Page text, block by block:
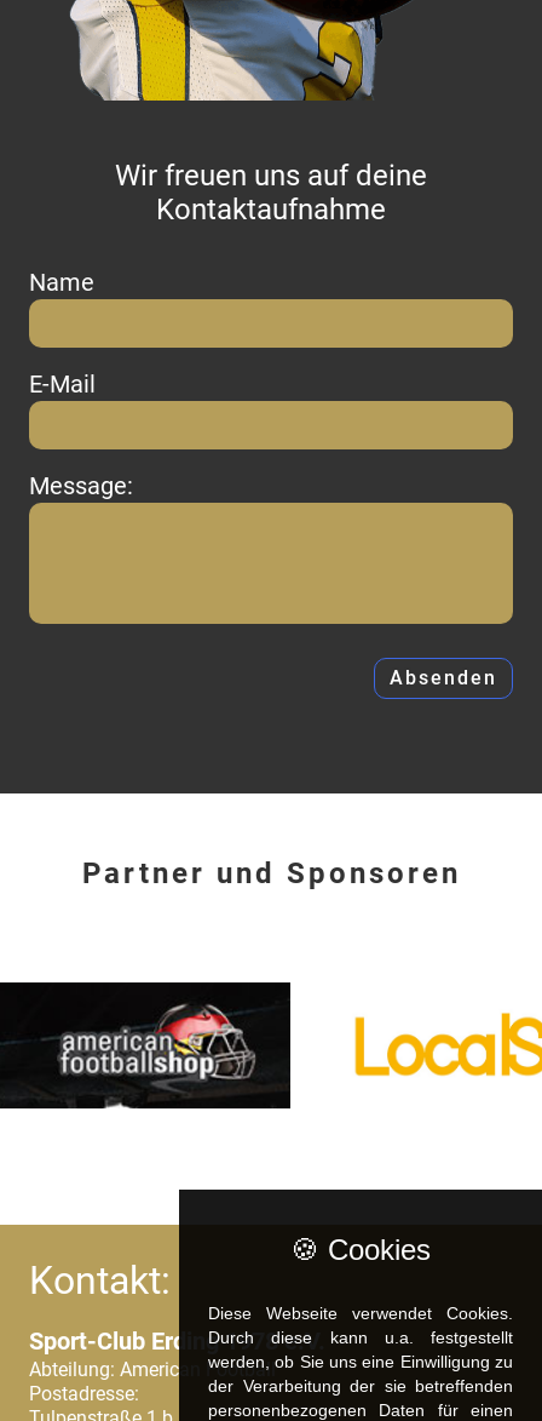
Wir freuen uns auf deine
Kontaktaufnahme
Name
E-Mail
Message:
Partner und Sponsoren
Kontakt:
Sport-Club Erding 1978 e.V.
Abteilung: American Football
Postadresse:
🍪 Cookies
Diese Webseite verwendet Cookies.
Durch diese kann u.a. fest­ge­stellt
werden, ob Sie uns eine Einwilligung zu
der Verarbeitung der sie betreffenden
personenbezogenen Daten für einen